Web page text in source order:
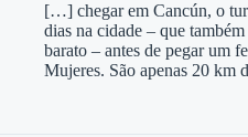
[…] chegar em Cancún, o
dias na cidade – que
barato – antes de pegar um
Mujeres. São apenas 20